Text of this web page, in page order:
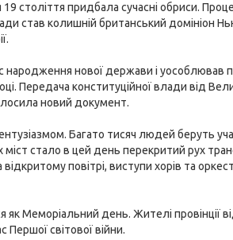
19 століття придбала сучасні обриси.
став колишній британський домініон
народження нової держави і уособлював
Передача конституційної влади від
новий документ.
Багато тисяч людей беруть
стало в цей день перекритий рух
повітрі, виступи хорів та
Меморіальний день. Жителі провінції
Першої світової війни.